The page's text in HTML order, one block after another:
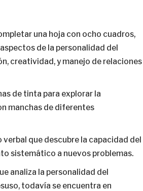
una hoja con ocho cuadros,
de la personalidad del
creatividad, y manejo de relaciones
de tinta para explorar la
manchas de diferentes
verbal que descubre la capacidad del
sistemático a nuevos problemas.
analiza la personalidad del
todavía se encuentra en